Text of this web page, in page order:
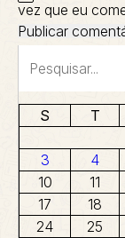
vez que eu
S T
3
4
10
11
17
18
24
25